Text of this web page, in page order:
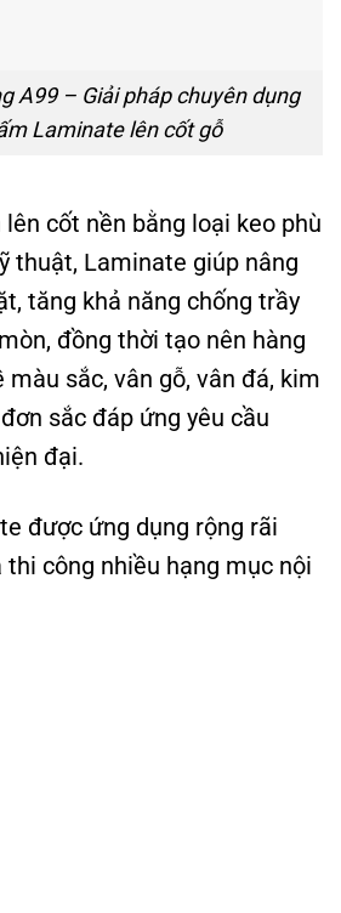
A99 – Giải pháp chuyên dụng
Laminate lên cốt gỗ
cốt nền bằng loại keo phù
thuật, Laminate giúp nâng
tăng khả năng chống trầy
đồng thời tạo nên hàng
màu sắc, vân gỗ, vân đá, kim
sắc đáp ứng yêu cầu
đại.
được ứng dụng rộng rãi
công nhiều hạng mục nội